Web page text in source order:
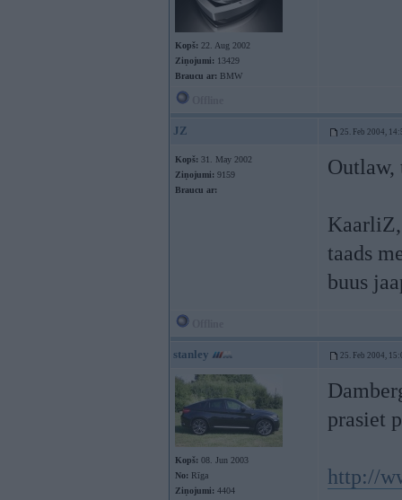
Kopš: 22. Aug 2002
Ziņojumi: 13429
Braucu ar: BMW
JZ 25. Feb 2004,
Kopš: 31. May 2002
Ziņojumi: 9159
Braucu ar:
Outlaw,
taads
buus
stanley 25. Feb 2004,
Kopš: 08. Jun 2003
No: Rīga
Ziņojumi: 4404
prasiet
http://